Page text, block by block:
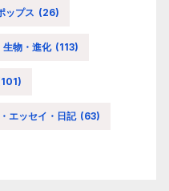
ップス (26)
生物・進化 (113)
エッセイ・日記 (63)